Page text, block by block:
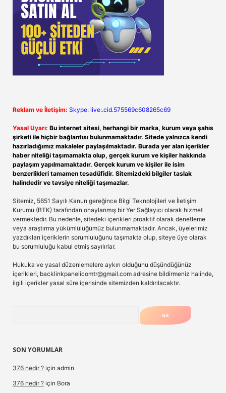
Reklam ve İletişim: Skype: live:.cid.575569c608265c69
Yasal Uyarı: Bu internet sitesi, herhangi bir marka, kurum veya şahıs
şirketi ile hiçbir bağlantısı bulunmamaktadır. Sitede yalnızca kendi
hazırladığımız makaleler paylaşılmaktadır. Burada yer alan içerikler
haber niteliği taşımamakta olup, gerçek kurum ve kişiler hakkında
paylaşım yapılmamaktadır. Gerçek kurum ve kişiler ile isim
benzerlikleri tamamen tesadüfidir. Sitemizdeki bilgiler taslak
halindedir ve tavsiye niteliği taşımazlar.
Sitemiz, 5651 Sayılı Kanun gereğince Bilgi Teknolojileri ve İletişim
Kurumu (BTK) tarafından onaylanmış bir Yer Sağlayıcı olarak hizmet
vermektedir. Bu nedenle, sitedeki içerikleri proaktif olarak denetleme
veya araştırma yükümlülüğümüz bulunmamaktadır. Ancak, üyelerimiz
yazdıkları içeriklerin sorumluluğunu taşımakta olup, siteye üye olarak
bu sorumluluğu kabul etmiş sayılırlar.
Hukuka ve yasal düzenlemelere aykırı olduğunu düşündüğünüz
içerikleri, backlinkpanelicomtr@gmail.com adresine bildirmeniz halinde,
ilgili içerikler yasal süre içerisinde sitemizden kaldırılacaktır.
SON YORUMLAR
376 nedir ? için admin
376 nedir ? için Bora